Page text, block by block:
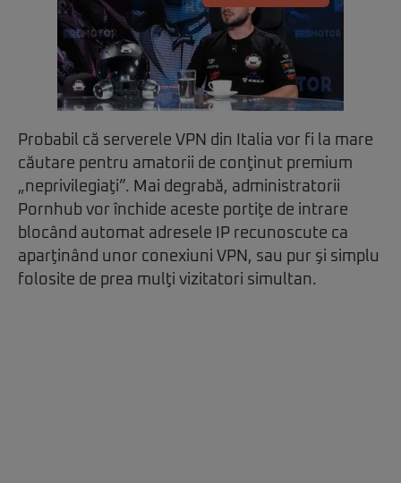
Probabil că serverele VPN din Italia vor fi la mare
căutare pentru amatorii de conţinut premium
„neprivilegiaţi”. Mai degrabă, administratorii
Pornhub vor închide aceste portiţe de intrare
blocând automat adresele IP recunoscute ca
aparţinând unor conexiuni VPN, sau pur şi simplu
folosite de prea mulţi vizitatori simultan.